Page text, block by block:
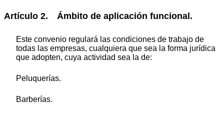
Artículo 2. Ámbito de aplicación funcional.
Este convenio regulará las condiciones de trabajo de
todas las empresas, cualquiera que sea la forma jurídica
que adopten, cuya actividad sea la de:
Peluquerías.
Barberías.